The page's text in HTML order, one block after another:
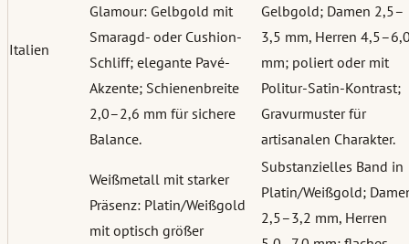
Italien
Glamour: Gelbgold mit
Smaragd- oder Cushion-
Schliff; elegante Pavé-
Akzente; Schienenbreite
2,0–2,6 mm für sichere
Balance.
Gelbgold; Damen 2,5–
3,5 mm, Herren
mm; poliert oder mit
Politur-Satin-Kontrast;
Gravurmuster für
artisanalen Charakter.
Weißmetall mit starker
Präsenz: Platin/Weißgold
mit optisch größer
Substanzielles Band in
Platin/Weißgold;
2,5–3,2 mm, Herren